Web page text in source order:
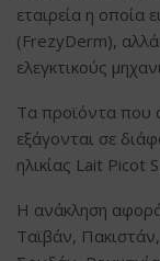
εταιρεία η οποία
(FrezyDerm),
ελεγκτικούς
Τα προϊόντα που
εξάγονται σε
ηλικίας Lait Picot
Η ανάκληση
Ταϊβάν,